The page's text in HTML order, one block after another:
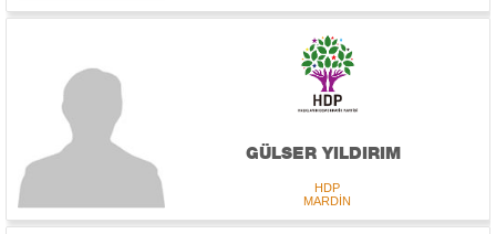
GÜLSER YILDIRIM
HDP
MARDİN